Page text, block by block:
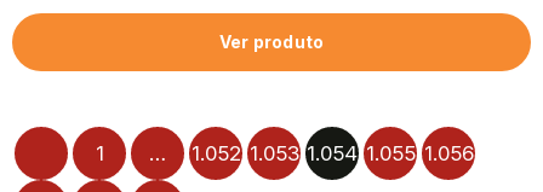
Ver produto
1 … 1.052 1.053 1.054 1.055 1.056